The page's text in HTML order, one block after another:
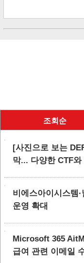
조회순
[사진으로 보는
막... 다양한 CTF와
비에스아이시스템
운영 확대
Microsoft 365
급여 관련 이메일